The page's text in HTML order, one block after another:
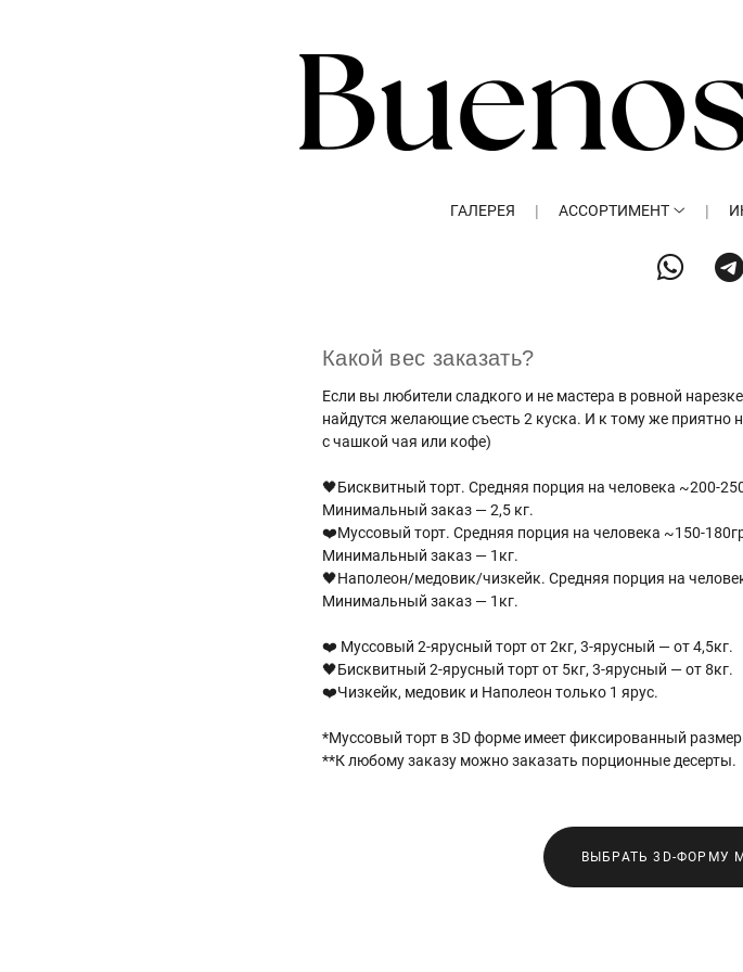
ГАЛЕРЕЯ АССОРТИМЕНТ
Какой вес заказать?
Если вы любители сладкого и не мастера в ровной
найдутся желающие съесть 2 куска. И к тому же приятно
с чашкой чая или кофе)
🖤Бисквитный торт. Средняя порция на человека ~200-
Минимальный заказ — 2,5 кг.
❤️Муссовый торт. Средняя порция на человека ~150-
Минимальный заказ — 1кг.
🖤Наполеон/медовик/чизкейк. Средняя порция на
Минимальный заказ — 1кг.
❤️ Муссовый 2-ярусный торт от 2кг, 3-ярусный — от 4,5кг.
🖤Бисквитный 2-ярусный торт от 5кг, 3-ярусный — от 8кг.
❤️Чизкейк, медовик и Наполеон только 1 ярус.
*Муссовый торт в 3D форме имеет фиксированный
**К любому заказу можно заказать порционные десерты.
ВЫБРАТЬ 3D-ФОРМУ